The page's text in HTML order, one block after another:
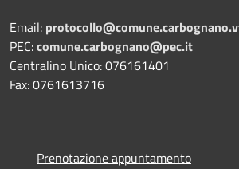
Email:
PEC:comune.carbognano@pec.it
Centralino Unico: 076161401
Fax: 0761613716
Prenotazione appuntamento